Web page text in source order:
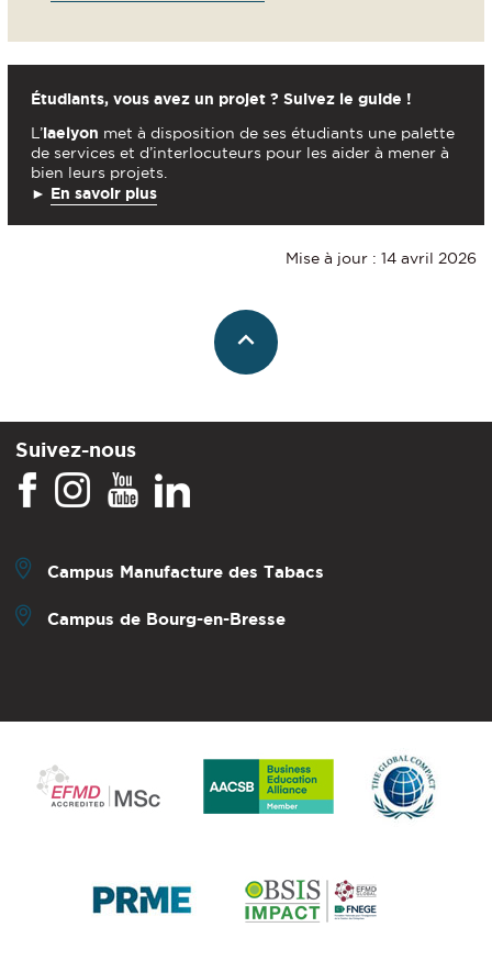
Étudiants, vous avez un projet ? Suivez le guide !
L’iaelyon met à disposition de ses étudiants une palette
de services et d’interlocuteurs pour les aider à mener à
bien leurs projets.
► En savoir plus
Mise à jour : 14 avril 2026
Suivez-nous
Campus Manufacture des Tabacs
Campus de Bourg-en-Bresse